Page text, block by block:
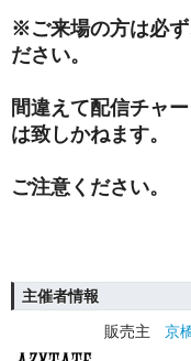
※ご来場の方は必ず
ださい。
間違えて配信チャ
は致しかねます。
ご注意ください。
主催者情報
販売主
京